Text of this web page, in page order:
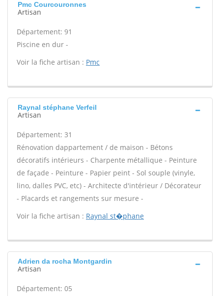
Pmc Courcouronnes
Artisan
Département: 91
Piscine en dur -
Voir la fiche artisan : Pmc
Raynal stéphane Verfeil
Artisan
Département: 31
Rénovation dappartement / de maison - Bétons
décoratifs intérieurs - Charpente métallique - Peinture
de façade - Peinture - Papier peint - Sol souple (vinyle,
lino, dalles PVC, etc) - Architecte d'intérieur / Décorateur
- Placards et rangements sur mesure -
Voir la fiche artisan : Raynal st�phane
Adrien da rocha Montgardin
Artisan
Département: 05